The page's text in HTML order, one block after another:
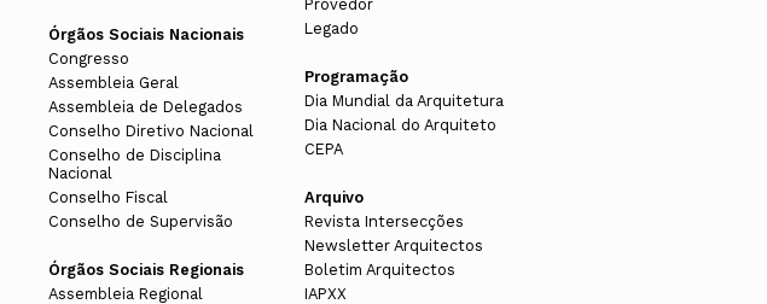
Órgãos Sociais Nacionais
Congresso
Assembleia Geral
Assembleia de Delegados
Conselho Diretivo Nacional
Conselho de Disciplina
Nacional
Conselho Fiscal
Conselho de Supervisão
Órgãos Sociais Regionais
Assembleia Regional
Provedor
Legado
Programação
Dia Mundial da Arquitetura
Dia Nacional do Arquiteto
CEPA
Arquivo
Revista Intersecções
Newsletter Arquitectos
Boletim Arquitectos
IAPXX